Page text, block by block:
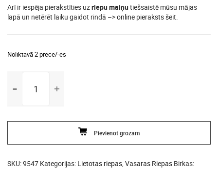
Arī ir iespēja pierakstīties uzriepu maiņutiešsaistē mūsu mājas
lapā un netērēt laiku gaidot rindā –>online pieraksts šeit.
Noliktavā 2 prece/-es
R16
A1
Pievienot grozam
SKU:9547 Kategorijas: Lietotas riepas, Vasaras Riepas Birkas: